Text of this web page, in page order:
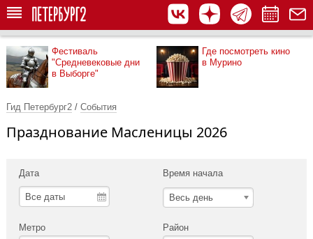
Фестиваль
"Средневековые дни
в Выборге"
Где посмотреть кино
в Мурино
Гид Петербург2 / События
Празднование Масленицы 2026
Дата Время начала
Весь день
Метро
Район